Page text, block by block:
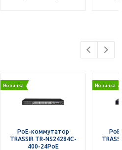
Новинка
РоЕ-коммутатор
TRASSIR TR-NS24284C-
400-24PoE
Новинка